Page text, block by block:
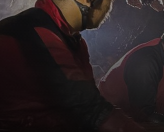
menyatakan akan
Affan. Kedua
KKEP dan tertulis
penanganan aksi unjuk
pengamanan dan